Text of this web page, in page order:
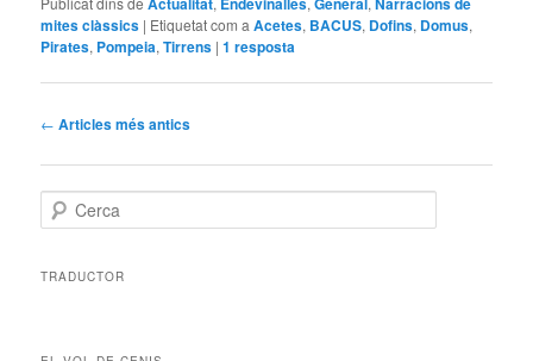
mites clàssics | Etiquetat com a Acetes, BACUS, Dofins, Domus,
Pirates, Pompeia,Tirrens |1 resposta
Navegació
articles
← Articles més antics
e
c
TRADUCTOR